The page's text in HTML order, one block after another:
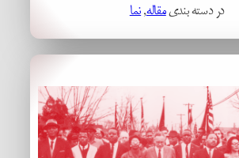
در دسته بندیمقاله, نما